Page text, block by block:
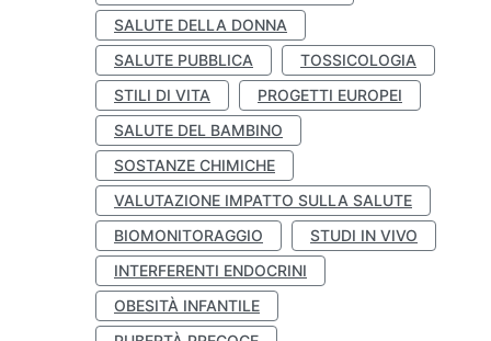
SALUTE DELLA DONNA
SALUTE PUBBLICA
TOSSICOLOGIA
STILI DI VITA
PROGETTI EUROPEI
SALUTE DEL BAMBINO
SOSTANZE CHIMICHE
VALUTAZIONE IMPATTO SULLA SALUTE
BIOMONITORAGGIO
STUDI IN VIVO
INTERFERENTI ENDOCRINI
OBESITÀ INFANTILE